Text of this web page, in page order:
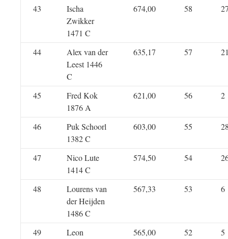
43
Ischa
Zwikker
1471 C
674,00 58
44
Alex van der
Leest 1446
C
635,17 57
45
Fred Kok
1876 A
621,00 56 2
46
Puk Schoorl
1382 C
603,00 55
47
Nico Lute
1414 C
574,50 54
48
Lourens van
der Heijden
1486 C
567,33 53 6
49
Leon
565,00 52 5